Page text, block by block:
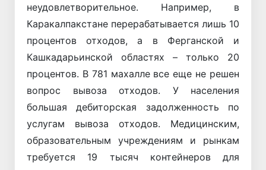
неудовлетворительное. Например, в
Каракалпакстане перерабатывается лишь 10
процентов отходов, а в Ферганской и
Кашкадарьинской областях – только 20
процентов. В 781 махалле все еще не решен
вопрос вывоза отходов. У населения
большая дебиторская задолженность по
услугам вывоза отходов. Медицинским,
образовательным учреждениям и рынкам
требуется 19 тысяч контейнеров для